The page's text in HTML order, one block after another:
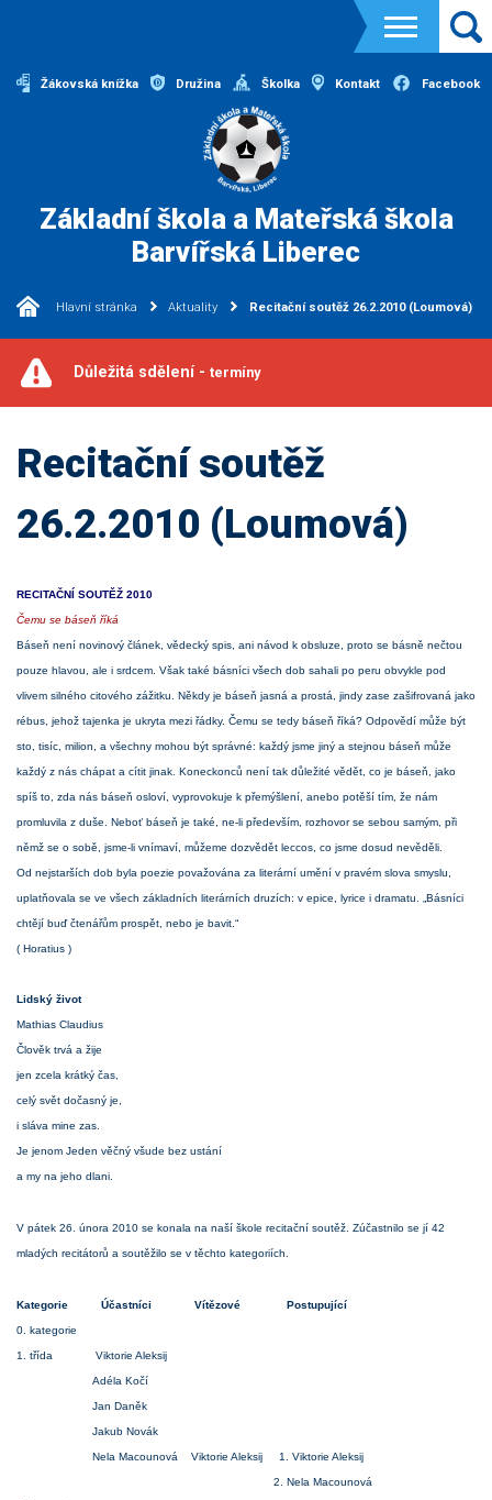
Žákovská knížka Družina Školka Kontakt Facebook
Základní škola a Mateřská škola
Barvířská Liberec
Hlavní stránka Aktuality Recitační soutěž 26.2.2010 (Loumová)
Důležitá sdělení - termíny
Recitační soutěž
26.2.2010 (Loumová)
RECITAČNÍ SOUTĚŽ 2010
Čemu se báseň říká
Báseň není novinový článek, vědecký spis, ani návod k obsluze, proto se básně nečtou
pouze hlavou, ale i srdcem. Však také básníci všech dob sahali po peru obvykle pod
vlivem silného citového zážitku. Někdy je báseň jasná a prostá, jindy zase zašifrovaná jako
rébus, jehož tajenka je ukryta mezi řádky. Čemu se tedy báseň říká? Odpovědí může být
sto, tisíc, milion, a všechny mohou být správné: každý jsme jiný a stejnou báseň může
každý z nás chápat a cítit jinak. Koneckonců není tak důležité vědět, co je báseň, jako
spíš to, zda nás báseň osloví, vyprovokuje k přemýšlení, anebo potěší tím, že nám
promluvila z duše. Neboť báseň je také, ne-li především, rozhovor se sebou samým, při
němž se o sobě, jsme-li vnímaví, můžeme dozvědět leccos, co jsme dosud nevěděli.
Od nejstarších dob byla poezie považována za literární umění v pravém slova smyslu,
uplatňovala se ve všech základních literárních druzích: v epice, lyrice i dramatu. „Básníci
chtějí buď čtenářům prospět, nebo je bavit.“
( Horatius )
Lidský život
Mathias Claudius
Člověk trvá a žije
jen zcela krátký čas,
celý svět dočasný je,
i sláva mine zas.
Je jenom Jeden věčný všude bez ustání
a my na jeho dlani.
V pátek 26. února 2010 se konala na naší škole recitační soutěž. Zúčastnilo se jí 42
mladých recitátorů a soutěžilo se v těchto kategoriích.
Kategorie Účastníci Vítězové Postupující
0. kategorie
1. třída Viktorie Aleksij
Adéla Kočí
Jan Daněk
Jakub Novák
Nela Macounová Viktorie Aleksij 1. Viktorie Aleksij
2. Nela Macounová